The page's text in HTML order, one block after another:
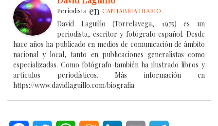
Periodista en CANTABRIA DIARIO
David Laguillo (Torrelavega, 1975) es un
periodista, escritor y fotógrafo español. Desde
hace años ha publicado en medios de comunicación de ámbito
nacional y local, tanto en publicaciones generalistas como
especializadas. Como fotógrafo también ha ilustrado libros y
artículos periodísticos. Más información en
https://www.davidlaguillo.com/biografia